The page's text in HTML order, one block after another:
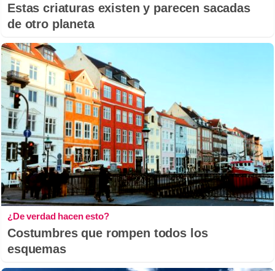
Estas criaturas existen y parecen sacadas
de otro planeta
¿De verdad hacen esto?
Costumbres que rompen todos los
esquemas